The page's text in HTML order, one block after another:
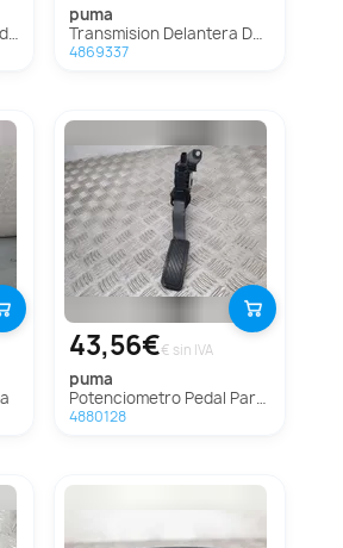
puma
Transmision Delantera Derecha para Ford Puma
4869337
43,56€€ sin IVA
puma
Potenciometro Pedal Para Ford Puma
4880128